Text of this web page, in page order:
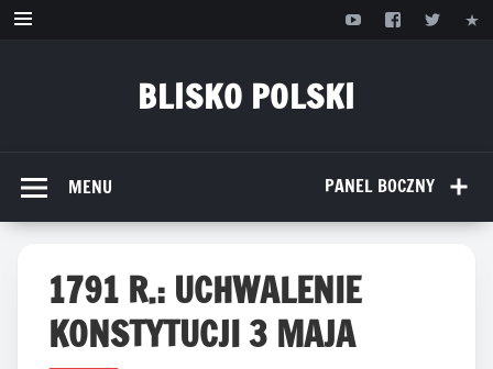
Przejdź
BLISKO POLSKI
PANEL BOCZNY
MENU
1791 R.: UCHWALENIE
KONSTYTUCJI 3 MAJA